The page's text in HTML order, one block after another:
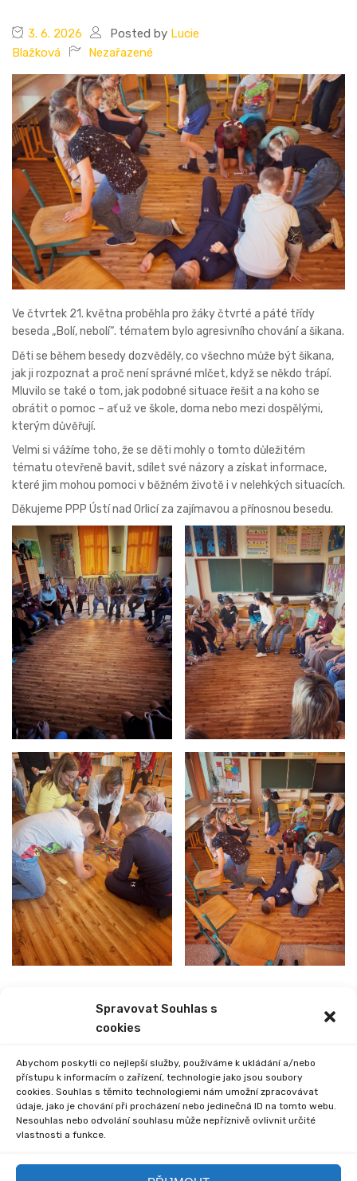
Spravovat Souhlas s
cookies
Abychom poskytli co nejlepší služby, používáme k ukládání a/nebo
přístupu k informacím o zařízení, technologie jako jsou soubory
cookies. Souhlas s těmito technologiemi nám umožní zpracovávat
údaje, jako je chování při procházení nebo jedinečná ID na tomto webu.
Nesouhlas nebo odvolání souhlasu může nepříznivě ovlivnit určité
vlastnosti a funkce.
3. 6. 2026 Posted by Lucie
Blažková
Nezařazené
Ve čtvrtek 21. května proběhla pro žáky čtvrté a páté třídy
beseda „Bolí, nebolí“. tématem bylo agresivního chování a šikana.
Děti se během besedy dozvěděly, co všechno může být šikana,
jak ji rozpoznat a proč není správné mlčet, když se někdo trápí.
Mluvilo se také o tom, jak podobné situace řešit a na koho se
obrátit o pomoc – ať už ve škole, doma nebo mezi dospělými,
kterým důvěřují.
Velmi si vážíme toho, že se děti mohly o tomto důležitém
tématu otevřeně bavit, sdílet své názory a získat informace,
které jim mohou pomoci v běžném životě i v nelehkých situacích.
Děkujeme PPP Ústí nad Orlicí za zajímavou a přínosnou besedu.
NEXT
Comments are closed.